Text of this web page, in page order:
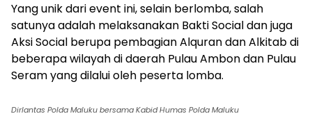
Yang unik dari event ini, selain berlomba, salah
satunya adalah melaksanakan Bakti Social dan juga
Aksi Social berupa pembagian Alquran dan Alkitab di
beberapa wilayah di daerah Pulau Ambon dan Pulau
Seram yang dilalui oleh peserta lomba.
Dirlantas Polda Maluku bersama Kabid Humas Polda Maluku